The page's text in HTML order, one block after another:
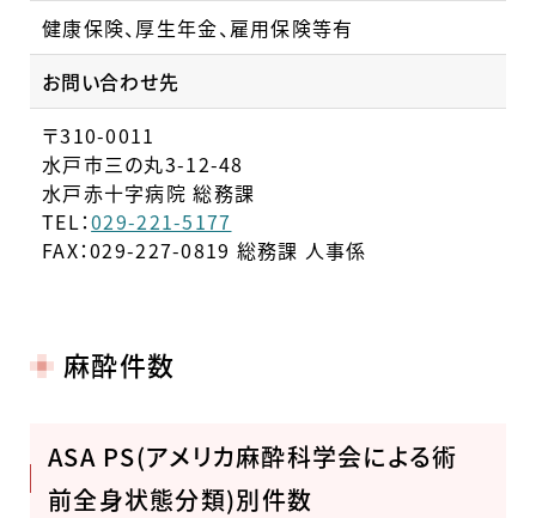
健康保険、厚生年金、雇用保険等有
お問い合わせ先
〒310-0011
水戸市三の丸3-12-48
水戸赤十字病院 総務課
TEL：029-221-5177
FAX：029-227-0819 総務課 人事係
麻酔件数
ASA PS(アメリカ麻酔科学会による術
前全身状態分類)別件数